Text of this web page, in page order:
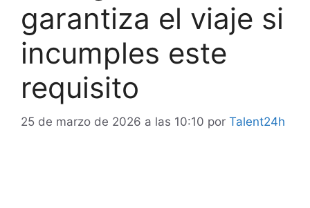
garantiza el viaje si
incumples este
requisito
25 de marzo de 2026 a las 10:10 por Talent24h